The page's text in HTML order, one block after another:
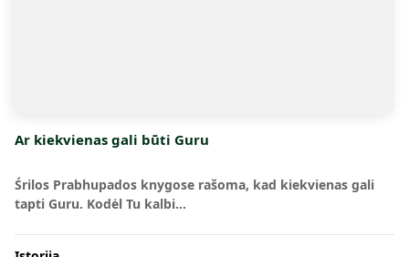
Ar kiekvienas gali būti Guru
Śrilos Prabhupados knygose rašoma, kad kiekvienas gali
tapti Guru. Kodėl Tu kalbi…